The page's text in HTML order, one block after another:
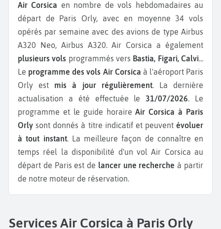
Air Corsica en nombre de vols hebdomadaires au
départ de Paris Orly, avec en moyenne 34 vols
opérés par semaine avec des avions de type Airbus
A320 Neo, Airbus A320.Air Corsica a également
plusieurs vols programmés vers Bastia, Figari, Calvi...
Le programme des vols Air Corsica à l'aéroport Paris
Orly est mis à jour régulièrement. La dernière
actualisation a été effectuée le31/07/2026. Le
programme et le guide horaireAir Corsica à Paris
Orly sont donnés à titre indicatif et peuvent évoluer
à tout instant. La meilleure façon de connaître en
temps réel la disponibilité d'un vol Air Corsica au
départ de Paris est de lancer une recherche à partir
de notre moteur de réservation.
Services Air Corsica à Paris Orly